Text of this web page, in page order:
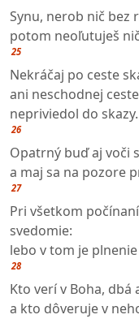
Synu, nerob nič bez
potom neoľutuješ
25
Nekráčaj po ceste
ani neschodnej
nepriviedol do skazy.
26
Opatrný buď aj voči
a maj sa na pozore
27
Pri všetkom
svedomie:
lebo v tom je
28
Kto verí v Boha, dbá
a kto dôveruje v